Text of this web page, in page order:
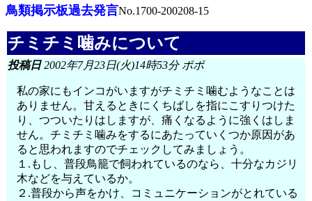
鳥類掲示板過去発言No.1700-200208-15
チミチミ噛みについて
投稿日2002年7月23日(火)14時53分 ポポ
私の家にもインコがいますがチミチミ噛むようなことは
ありません。甘えるときにくちばしを指にこすりつけた
り、つついたりはしますが、痛くなるように強くはしま
せん。チミチミ噛みをするにあたっていくつか原因があ
ると思われますのでチェックしてみましょう。
１.もし、普段鳥籠で飼われているのなら、十分なカジリ
木などを与えているか。
２.普段から声をかけ、コミュニケーションがとれている